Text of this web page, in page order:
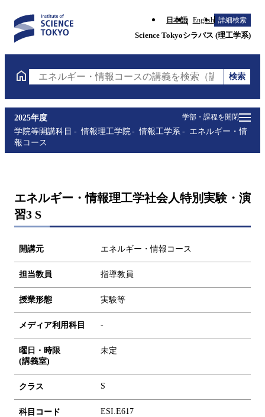
日本語 English 詳細検索
Science Tokyoシラバス (理工学系)
エネルギー・情報コースの講義を検索（講義名・科
検索
学部・課程を開閉
2025年度
学院等開講科目
情報理工学院 情報工学系
エネルギー・情
報コース
エネルギー・情報理工学社会人特別実験・演
習3 S
開講元 エネルギー・情報コース
担当教員 指導教員
授業形態 実験等
メディア利用科目 -
曜日・時限
(講義室)
未定
クラス S
科目コード ESI.E617